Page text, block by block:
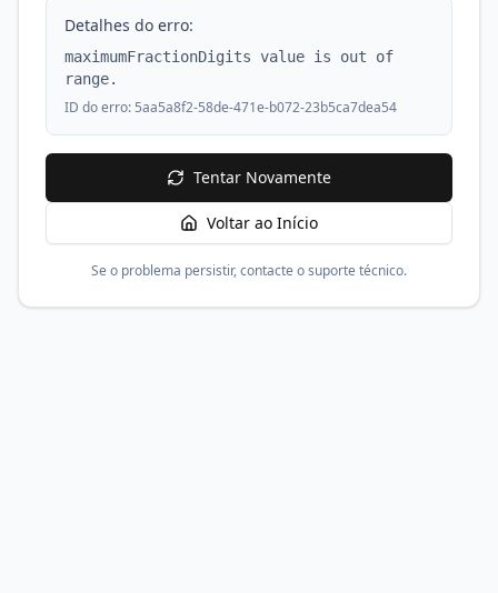
Detalhes do erro:
maximumFractionDigits value is out of
range.
ID do erro: 5aa5a8f2-58de-471e-b072-23b5ca7dea54
Tentar Novamente
Voltar ao Início
Se o problema persistir, contacte o suporte técnico.